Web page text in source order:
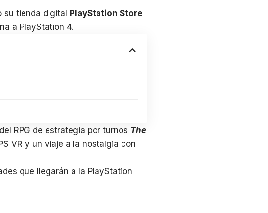
su tienda digital PlayStation Store
a PlayStation 4.
RPG de estrategia por turnos The
VR y un viaje a la nostalgia con
que llegarán a la PlayStation